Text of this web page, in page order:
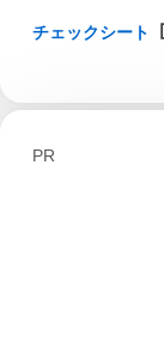
チェックシート
PR